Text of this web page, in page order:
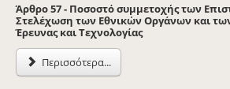
Άρθρο 57 - Ποσοστό συμμετοχής των
Στελέχωση των Εθνικών Οργάνων και
Έρευνας και Τεχνολογίας
Περισσότερα...